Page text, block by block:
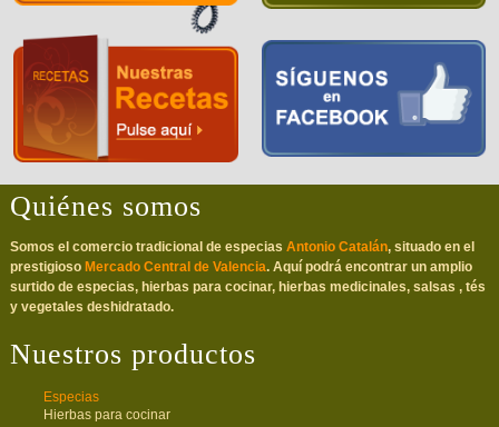
Quiénes somos
Somos el comercio tradicional de especias Antonio Catalán, situado en el
prestigioso Mercado Central de Valencia. Aquí podrá encontrar un amplio
surtido de especias, hierbas para cocinar, hierbas medicinales, salsas , tés
y vegetales deshidratado.
Nuestros productos
Especias
Hierbas para cocinar